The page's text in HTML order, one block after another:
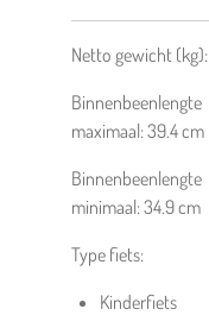
Netto gewicht (kg):
Binnenbeenlengte
maximaal:39.4cm
Binnenbeenlengte
minimaal:34.9cm
Type fiets:
Kinderfiets